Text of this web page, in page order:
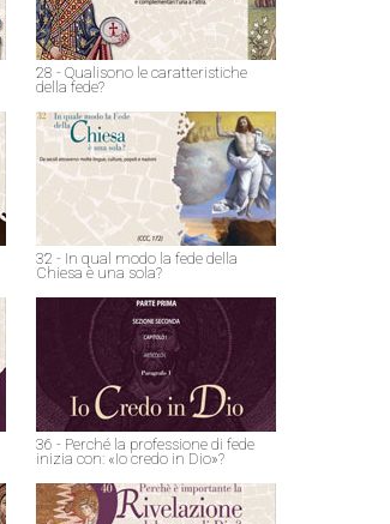
28 - Qualisono le caratteristiche
della fede?
32 - In qual modo la fede della
Chiesa è una sola?
36 - Perché la professione di fede
inizia con: «Io credo in Dio»?